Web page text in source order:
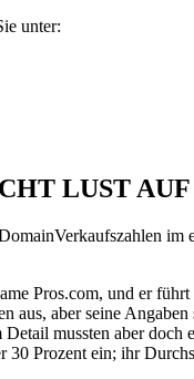
unter:
LUST
im
Pros.com, und er
aus, aber seine
mussten aber
Prozent ein; ihr